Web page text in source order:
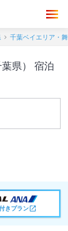
千葉ベイエリア・
宿泊
きプラン